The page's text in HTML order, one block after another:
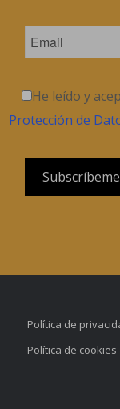
He leído y
Protección de
Política de
Política de cookies